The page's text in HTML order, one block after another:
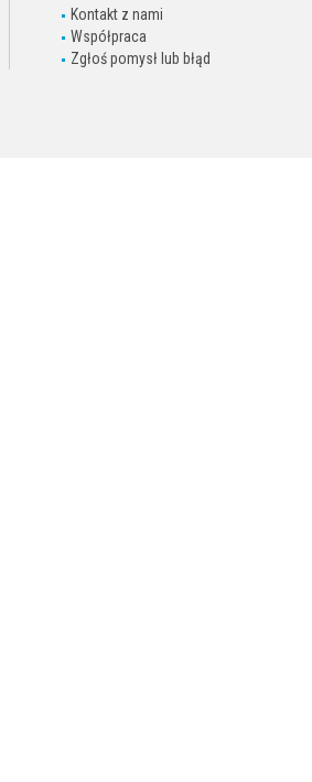
Kontakt z nami
Współpraca
Zgłoś pomysł lub błąd